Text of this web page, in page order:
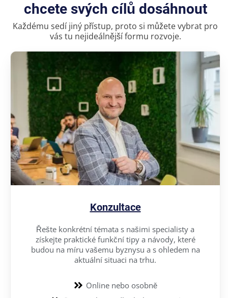
chcete svých cílů dosáhnout
Každému sedí jiný přístup, proto si můžete vybrat pro
vás tu nejideálnější formu rozvoje.
Konzultace
Řešte konkrétní témata s našimi specialisty a
získejte praktické funkční tipy a návody, které
budou na míru vašemu byznysu a s ohledem na
aktuální situaci na trhu.
Online nebo osobně